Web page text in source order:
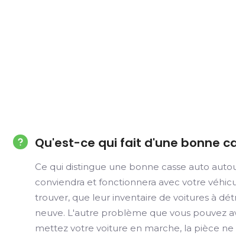
Qu'est-ce qui fait d'une bonne
Ce qui distingue une bonne casse auto
conviendra et fonctionnera avec votre
trouver, que leur inventaire de voitures à
neuve. L'autre problème que vous pouvez
mettez votre voiture en marche, la pièce